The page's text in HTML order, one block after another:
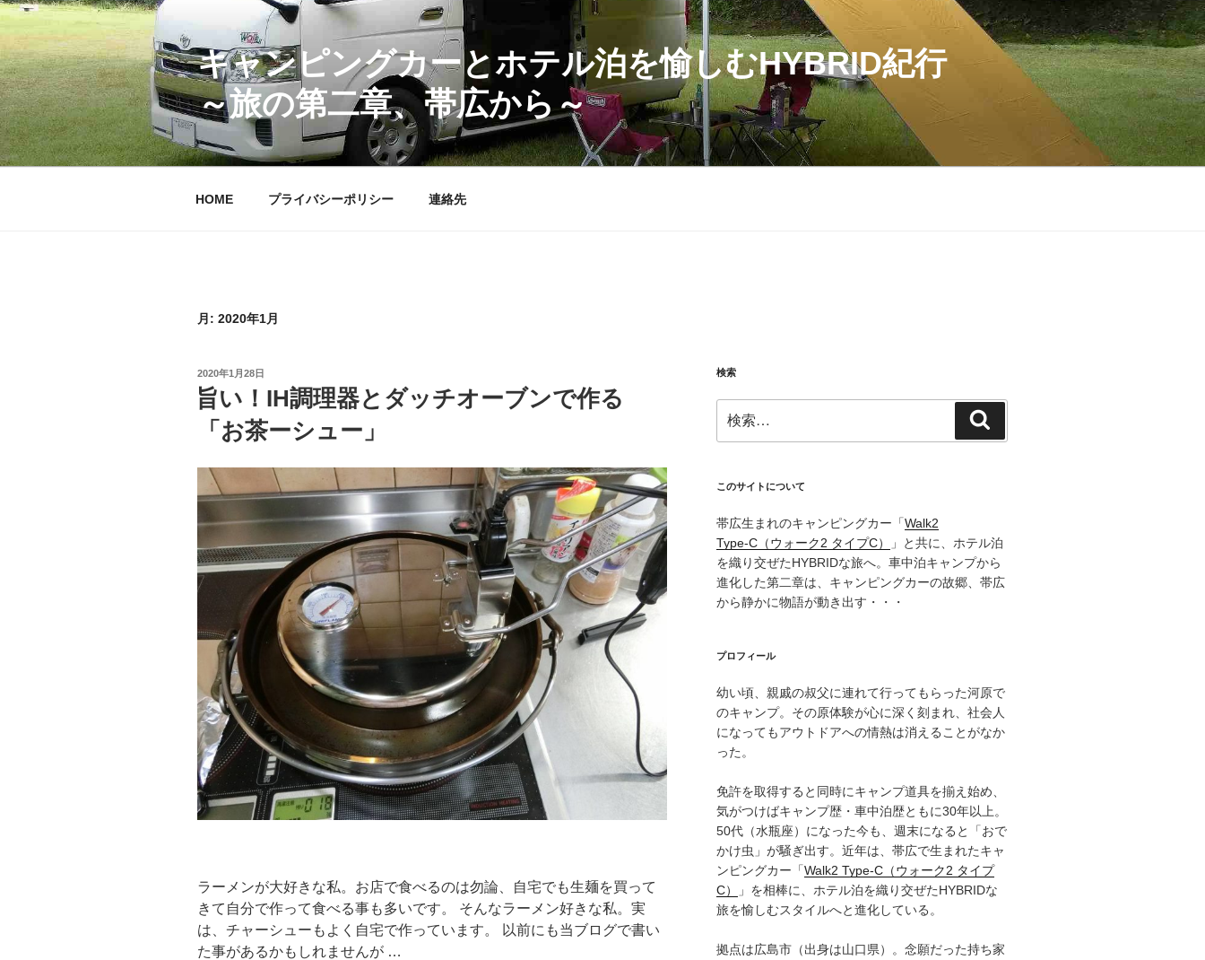
コ
テ
ン
ツ
へ
ス
キ
キャンピングカーとホテル泊を愉しむHYBRID紀行
～旅の第二章、帯広から～
HOME プライバシーポリシー 連絡先
月: 2020年1月
投
稿
日:
2020年1月28日
旨い！IH調理器とダッチオーブンで作る
「お茶ーシュー」
ラーメンが大好きな私。お店で食べるのは勿論、自宅でも生麺を買って
きて自分で作って食べる事も多いです。 そんなラーメン好きな私。実
は、チャーシューもよく自宅で作っています。 以前にも当ブログで書い
た事があるかもしれませんが …
検索
索:
索
このサイトについて
帯広生まれのキャンピングカー「Walk2
Type‑C（ウォーク2 タイプC）
」と共に、ホテル泊
を織り交ぜたHYBRIDな旅へ。車中泊キャンプから
進化した第二章は、キャンピングカーの故郷、帯広
から静かに物語が動き出す・・・
プロフィール
幼い頃、親戚の叔父に連れて行ってもらった河原で
のキャンプ。その原体験が心に深く刻まれ、社会人
になってもアウトドアへの情熱は消えることがなか
った。
免許を取得すると同時にキャンプ道具を揃え始め、
気がつけばキャンプ歴・車中泊歴ともに30年以上。
50代（水瓶座）になった今も、週末になると「おで
かけ虫」が騒ぎ出す。近年は、帯広で生まれたキャ
ンピングカー「Walk2 Type‑C（ウォーク2 タイプ
C）
」を相棒に、ホテル泊を織り交ぜたHYBRIDな
旅を愉しむスタイルへと進化している。
拠点は広島市（出身は山口県）。念願だった持ち家